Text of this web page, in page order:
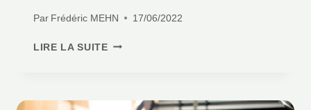
Par Frédéric MEHN 17/06/2022
LIRE LA SUITELES